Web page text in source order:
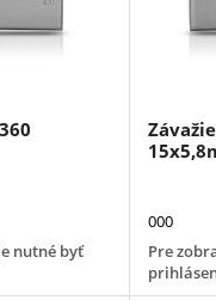
nutné byť
000
Pre